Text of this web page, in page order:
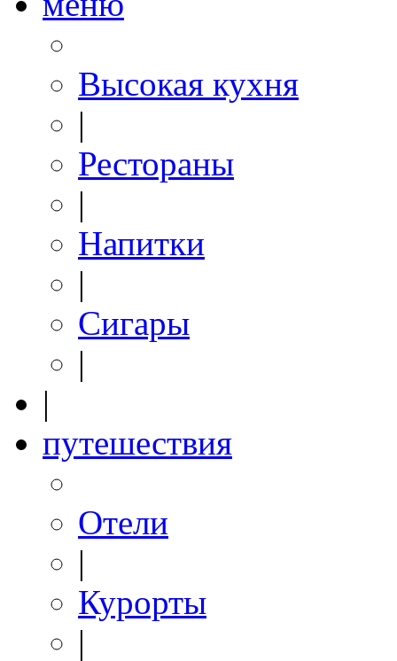
Высокая кухня
|
Рестораны
|
Напитки
|
Сигары
|
|
путешествия
Отели
|
Курорты
|